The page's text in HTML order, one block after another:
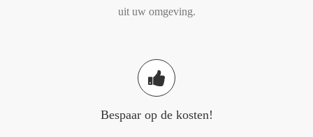
uit uw omgeving.
Bespaar op de kosten!